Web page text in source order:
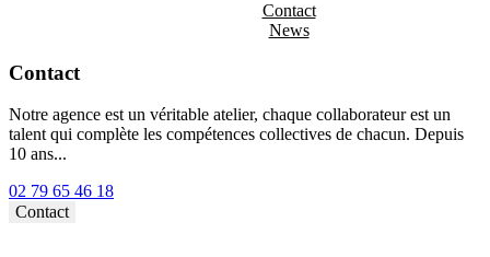
Contact
News
Contact
Notre agence est un véritable atelier, chaque collaborateur est un
talent qui complète les compétences collectives de chacun. Depuis
10 ans...
02 79 65 46 18⁩
Contact